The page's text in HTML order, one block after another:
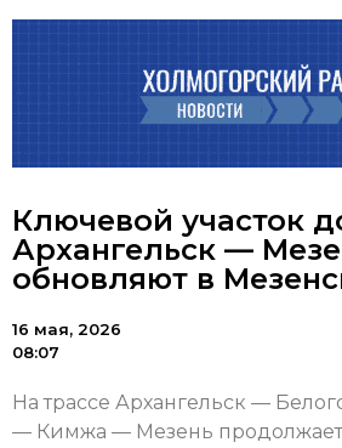
Ключевой участок
Архангельск —
обновляют в
16 мая, 2026
08:07
На трассе Архангельск —
— Кимжа — Мезень